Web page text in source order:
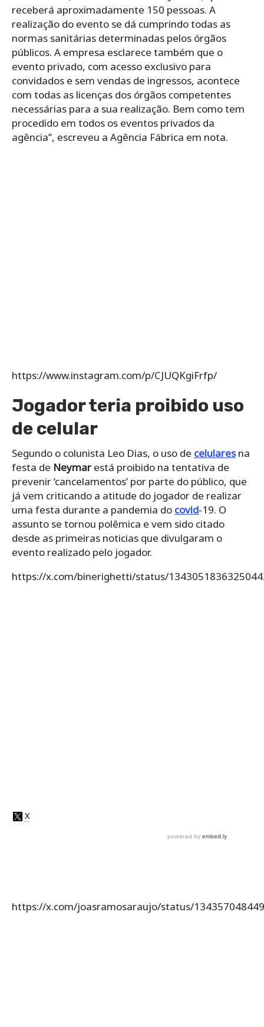
receberá aproximadamente 150 pessoas. A
realização do evento se dá cumprindo todas as
normas sanitárias determinadas pelos órgãos
públicos. A empresa esclarece também que o
evento privado, com acesso exclusivo para
convidados e sem vendas de ingressos, acontece
com todas as licenças dos órgãos competentes
necessárias para a sua realização. Bem como tem
procedido em todos os eventos privados da
agência”, escreveu a Agência Fábrica em nota.
https://www.instagram.com/p/CJUQKgiFrfp/
Jogador teria proibido uso
de celular
Segundo o colunista Leo Dias, o uso de celularesna
festa de Neymar está proibido na tentativa de
prevenir ‘cancelamentos’ por parte do público, que
já vem criticando a atitude do jogador de realizar
uma festa durante a pandemia do covid-19. O
assunto se tornou polêmica e vem sido citado
desde as primeiras noticias que divulgaram o
evento realizado pelo jogador.
https://x.com/binerighetti/status/
https://x.com/joasramosaraujo/status/